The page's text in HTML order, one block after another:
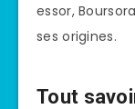
essor,
ses origines.
Tout